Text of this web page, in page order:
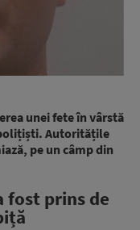
unei fete în vârstă
Autoritățile
pe un câmp din
fost prins de